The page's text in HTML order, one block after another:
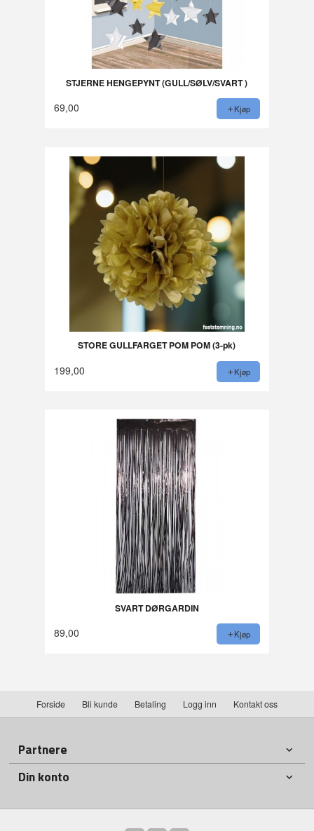
STJERNE HENGEPYNT (GULL/SØLV/SVART )
69,00 Kjøp
STORE GULLFARGET POM POM (3-pk)
199,00 Kjøp
SVART DØRGARDIN
89,00 Kjøp
Forside Bli kunde Betaling Logg inn Kontakt oss
Partnere
Din konto